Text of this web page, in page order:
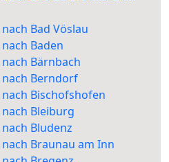
Bad Vöslau
Baden
Bärnbach
Berndorf
Bischofshofen
Bleiburg
Bludenz
Braunau am Inn